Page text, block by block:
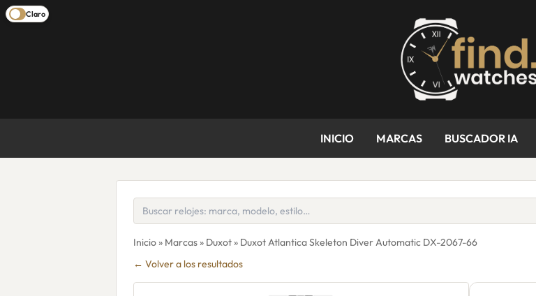
Claro
INICIO MARCAS BUSCADOR IA
Inicio» Marcas» Duxot» Duxot Atlantica Skeleton Diver Automatic DX-2067-66
← Volver a los resultados